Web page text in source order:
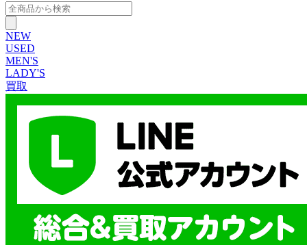
NEW
USED
MEN'S
LADY'S
買取